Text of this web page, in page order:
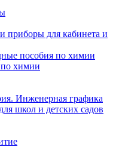
приборы для кабинета и
пособия по химии
химии
Инженерная графика
школ и детских садов